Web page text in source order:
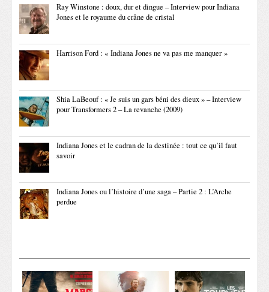
Ray Winstone : doux, dur et dingue – Interview pour Indiana
Jones et le royaume du crâne de cristal
Harrison Ford : « Indiana Jones ne va pas me manquer »
Shia LaBeouf : « Je suis un gars béni des dieux » – Interview
pour Transformers 2 – La revanche (2009)
Indiana Jones et le cadran de la destinée : tout ce qu’il faut
savoir
Indiana Jones ou l’histoire d’une saga – Partie 2 : L’Arche
perdue